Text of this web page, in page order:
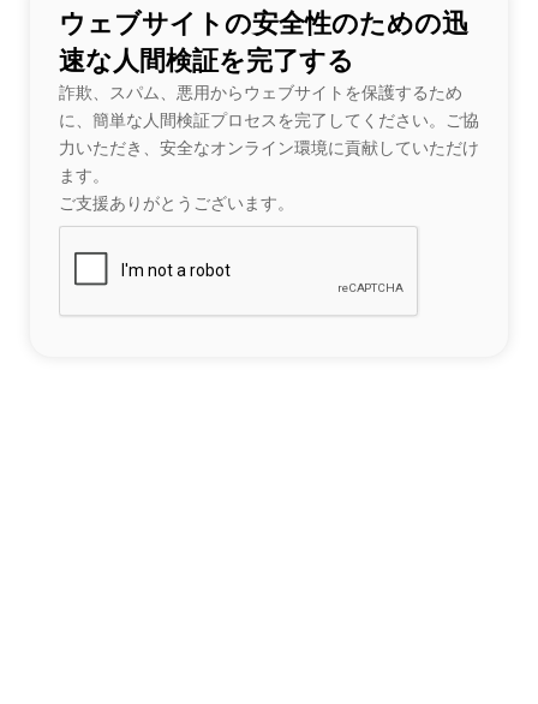
ウェブサイトの安全性のための迅
速な人間検証を完了する
詐欺、スパム、悪用からウェブサイトを保護するため
に、簡単な人間検証プロセスを完了してください。ご協
力いただき、安全なオンライン環境に貢献していただけ
ます。
ご支援ありがとうございます。